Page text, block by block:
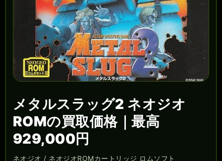
メタルスラッグ2 ネオジオ
ROMの買取価格｜最高
929,000円
ネオジオ / ネオジオROMカートリッジ ロムソフト